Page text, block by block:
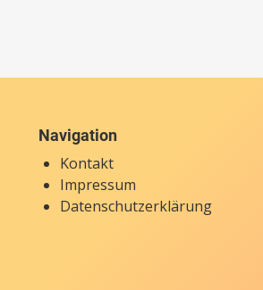
Navigation
Kontakt
Impressum
Datenschutzerklärung